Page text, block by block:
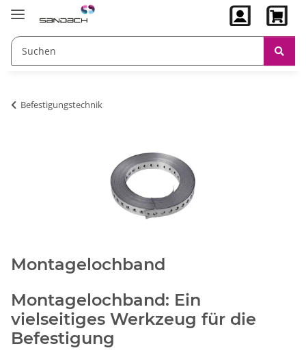
Befestigungstechnik
Montagelochband
Montagelochband: Ein
vielseitiges Werkzeug für die
Befestigung